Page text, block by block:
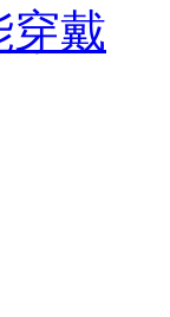
穿戴